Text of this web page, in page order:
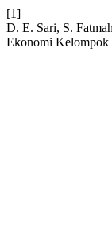
[1]
D. E. Sari, S.
Ekonomi Kelompok